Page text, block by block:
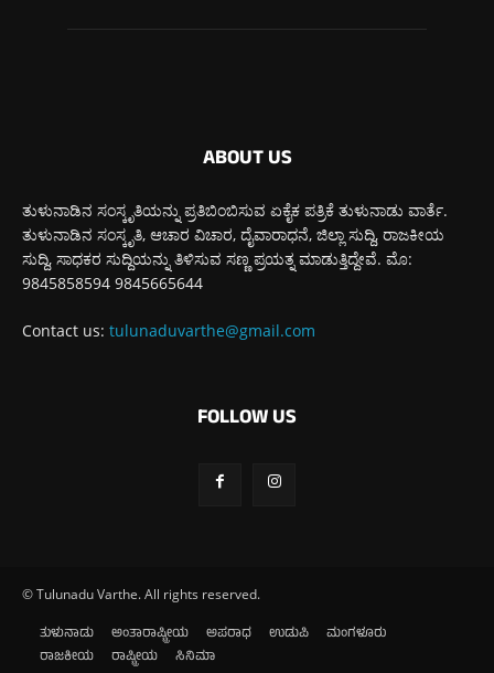
ABOUT US
ತುಳುನಾಡಿನ ಸಂಸ್ಕೃತಿಯನ್ನು ಪ್ರತಿಬಿಂಬಿಸುವ ಏಕೈಕ ಪತ್ರಿಕೆ ತುಳುನಾಡು ವಾರ್ತೆ.
ತುಳುನಾಡಿನ ಸಂಸ್ಕೃತಿ, ಆಚಾರ ವಿಚಾರ, ದೈವಾರಾಧನೆ, ಜಿಲ್ಲಾ ಸುದ್ದಿ, ರಾಜಕೀಯ
ಸುದ್ದಿ, ಸಾಧಕರ ಸುದ್ದಿಯನ್ನು ತಿಳಿಸುವ ಸಣ್ಣ ಪ್ರಯತ್ನ ಮಾಡುತ್ತಿದ್ದೇವೆ. ಮೊ:
9845858594 9845665644
Contact us: tulunaduvarthe@gmail.com
FOLLOW US
© Tulunadu Varthe. All rights reserved.
ತುಳುನಾಡು ಅಂತಾರಾಷ್ಟ್ರೀಯ ಅಪರಾಧ ಉಡುಪಿ
ಮಂಗಳೂರು
ರಾಜಕೀಯ
ರಾಷ್ಟ್ರೀಯ ಸಿನಿಮಾ